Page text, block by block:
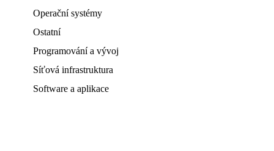
Operační systémy
Ostatní
Programování a vývoj
Síťová infrastruktura
Software a aplikace